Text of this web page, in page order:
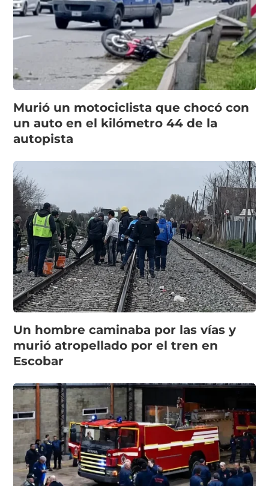
Murió un motociclista que chocó con
un auto en el kilómetro 44 de la
autopista
Un hombre caminaba por las vías y
murió atropellado por el tren en
Escobar